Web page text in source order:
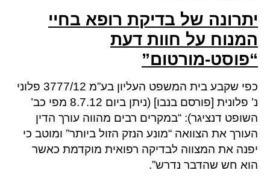
יתרונה של בדיקת רופא בחיי
המנוח על חוות דעת
“פוסט-מורטום”
כפי שקבע בית המשפט העליון בע”מ 3777/12 פלוני
נ’ פלונית [פורסם בנבו] (ניתן ביום 8.7.12 מפי כב’
השופט דנציגר): “במקרים רבים מהווה עורך הדין
העורך את הצוואה “מונע הנזק הזול ביותר” ומוטב כי
יפנה את המצווה לבדיקה רפואית מוקדמת כאשר
הוא חש שהדבר נדרש”.